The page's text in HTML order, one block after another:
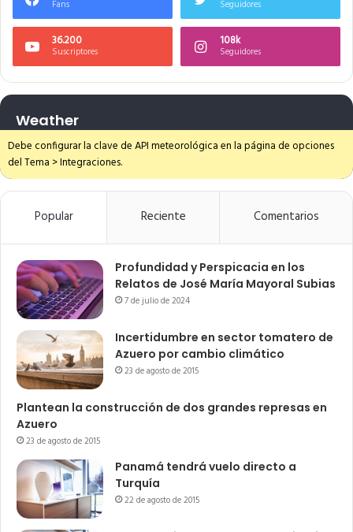
Fans Seguidores
36.200
Suscriptores
108k
Seguidores
Weather
Debe configurar la clave de API meteorológica en la página de opciones
del Tema > Integraciones.
Popular Reciente Comentarios
Profundidad y Perspicacia en los
Relatos de José María Mayoral Subias
7 de julio de 2024
Incertidumbre en sector tomatero de
Azuero por cambio climático
23 de agosto de 2015
Plantean la construcción de dos grandes represas en
Azuero
23 de agosto de 2015
Panamá tendrá vuelo directo a
Turquía
22 de agosto de 2015